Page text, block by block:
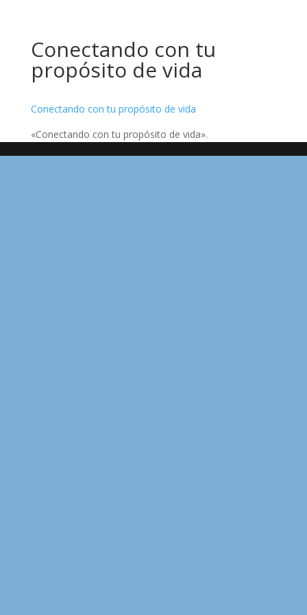
Conectando con tu
propósito de vida
Conectando con tu propósito de vida
«Conectando con tu propósito de vida».